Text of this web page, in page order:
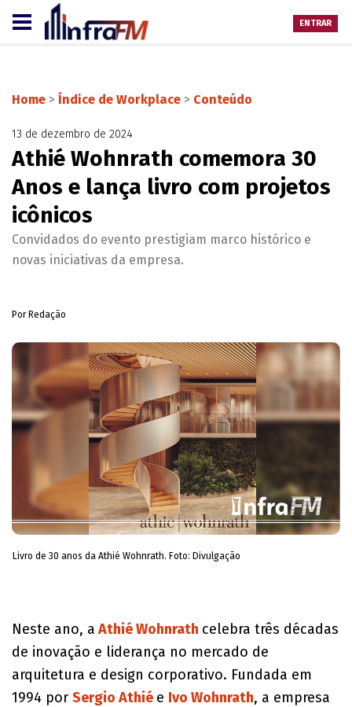
ENTRAR
Home > Índice de Workplace > Conteúdo
13 de dezembro de 2024
Athié Wohnrath comemora 30
Anos e lança livro com projetos
icônicos
Convidados do evento prestigiam marco histórico e
novas iniciativas da empresa.
Por Redação
Livro de 30 anos da Athié Wohnrath. Foto: Divulgação
Neste ano, a Athié Wohnrath celebra três décadas
de inovação e liderança no mercado de
arquitetura e design corporativo. Fundada em
1994 por Sergio Athié e Ivo Wohnrath, a empresa